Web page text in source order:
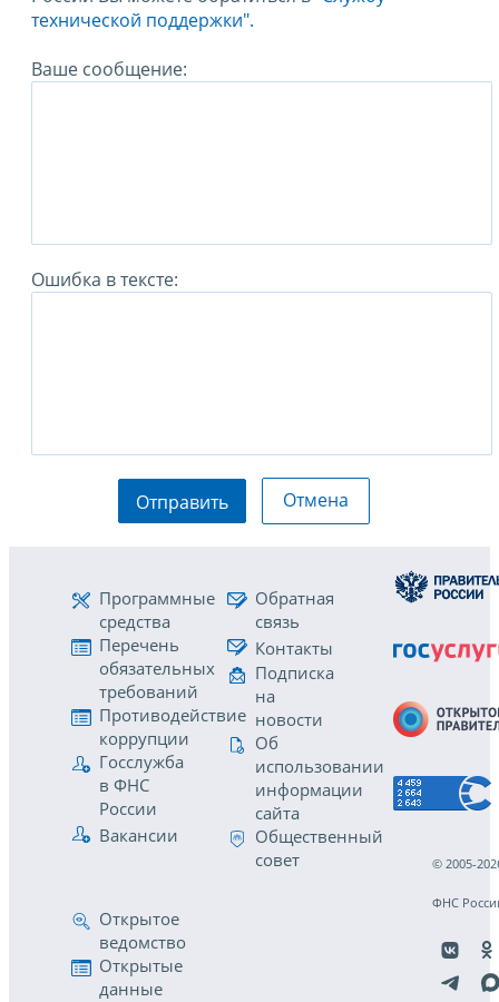
технической поддержки".
Ваше сообщение:
Ошибка в тексте:
Отправить Отмена
Программные
средства
Перечень
обязательных
требований
Противодействие
коррупции
Госслужба
в ФНС
России
Вакансии
Обратная
связь
Контакты
Подписка
на
новости
Об
использовании
информации
сайта
Общественный
совет
Открытое
ведомство
Открытые
данные
© 2005-
ФНС